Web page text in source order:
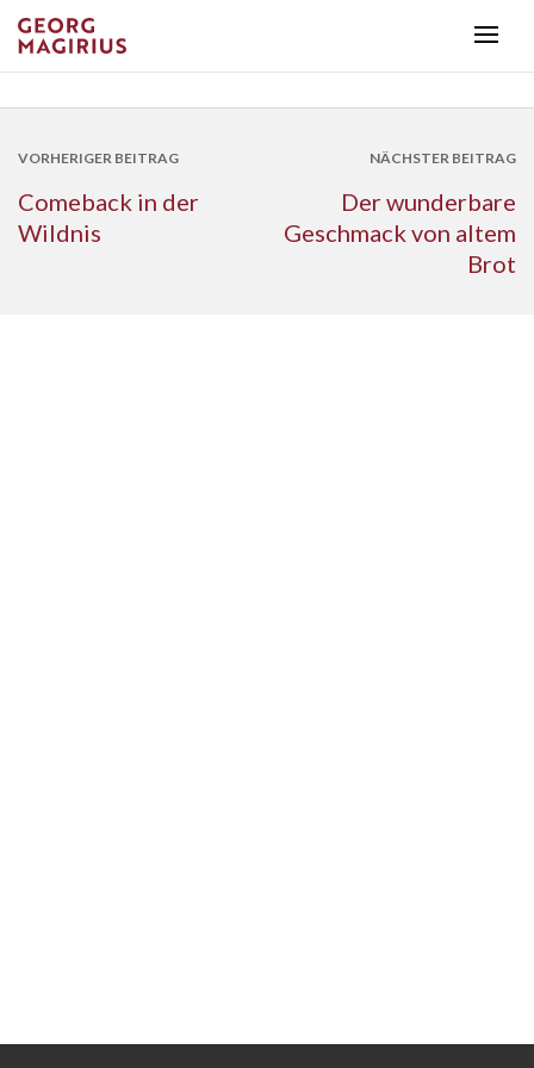
VORHERIGER BEITRAG
Comeback in der
Wildnis
NÄCHSTER BEITRAG
Der wunderbare
Geschmack von altem
Brot